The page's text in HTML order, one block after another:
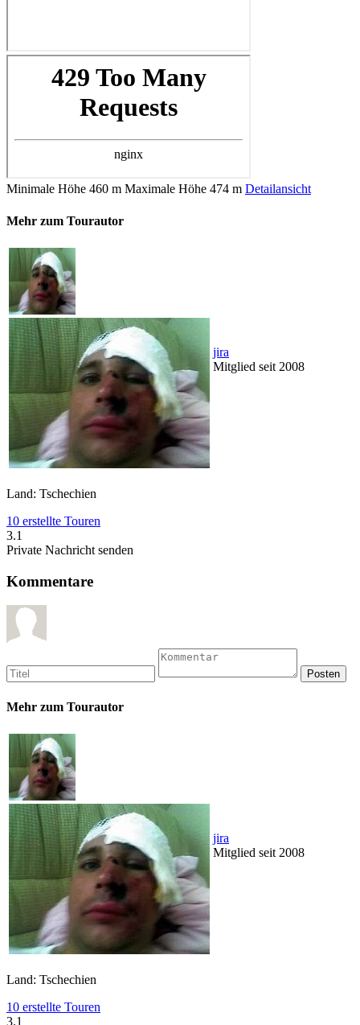
Minimale Höhe 460 m Maximale Höhe 474 m Detailansicht
Mehr zum Tourautor
jira
Mitglied seit 2008
Land: Tschechien
10 erstellte Touren
3.1
Private Nachricht senden
Kommentare
Mehr zum Tourautor
jira
Mitglied seit 2008
Land: Tschechien
10 erstellte Touren
3.1